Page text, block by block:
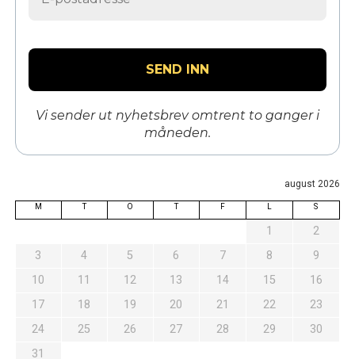
Vi sender ut nyhetsbrev omtrent to ganger i
måneden.
august 2026
M T O T F S
1
2
3
4 5 6 7 8
9
10
11 12 13 14 15
16
17
18 19 20 21 22
23
24
25 26 27 28 29
30
31